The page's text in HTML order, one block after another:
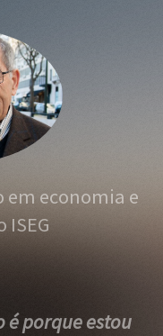
em economia e
é porque estou